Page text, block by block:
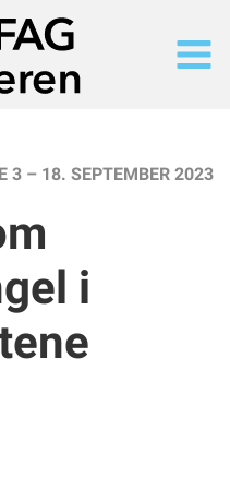
3 – 18. SEPTEMBER 2023
i